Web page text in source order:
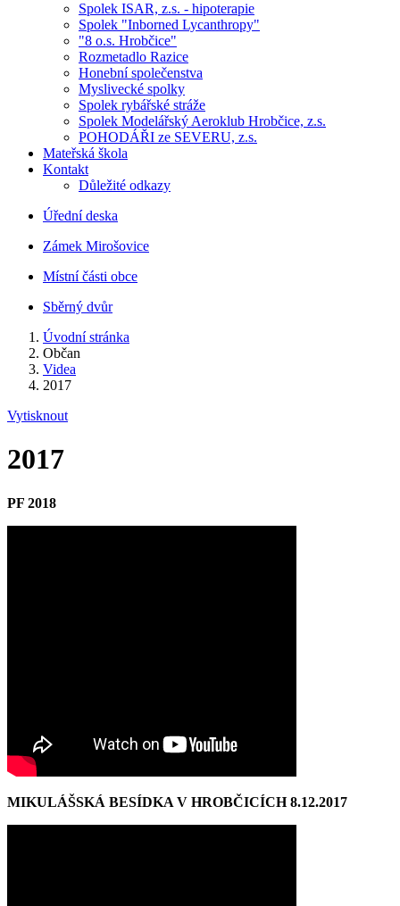
Spolek ISAR, z.s. - hipoterapie
Spolek "Inborned Lycanthropy"
"8 o.s. Hrobčice"
Rozmetadlo Razice
Honební společenstva
Myslivecké spolky
Spolek rybářské stráže
Spolek Modelářský Aeroklub Hrobčice, z.s.
POHODÁŘI ze SEVERU, z.s.
Mateřská škola
Kontakt
Důležité odkazy
Úřední deska
Zámek Mirošovice
Místní části obce
Sběrný dvůr
Úvodní stránka
Občan
Videa
2017
Vytisknout
2017
PF 2018
MIKULÁŠSKÁ BESÍDKA V HROBČICÍCH 8.12.2017